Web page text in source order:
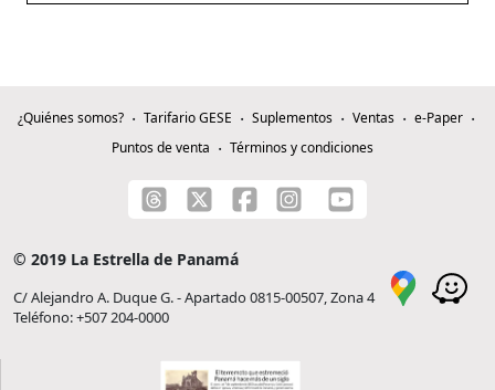
¿Quiénes somos? Tarifario GESE Suplementos Ventas
e-Paper
Puntos de venta
Términos y condiciones
© 2019 La Estrella de Panamá
C/ Alejandro A. Duque G. - Apartado 0815-00507, Zona 4
Teléfono: +507 204-0000